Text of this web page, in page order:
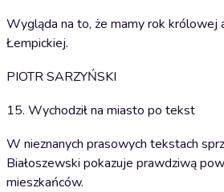
Wygląda na to, że mamy rok królowej
Łempickiej.
PIOTR SARZYŃSKI
15. Wychodził na miasto po tekst
W nieznanych prasowych tekstach
Białoszewski pokazuje prawdziwą
mieszkańców.